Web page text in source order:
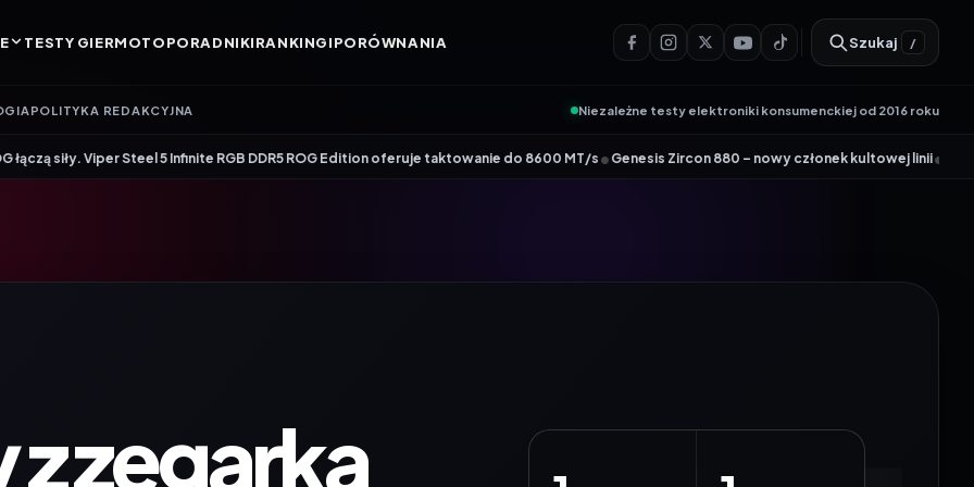
TESTY GIERMOTOPORADNIKIRANKINGIPORÓWNANIA Szukaj /
POLITYKA REDAKCYJNA Niezależne testy elektroniki konsumenckiej od 2016 roku
Steel 5 Infinite RGB DDR5 ROG Edition oferuje taktowanie do 8600 MT/s• Genesis Zircon 880 – nowy członek kultowej linii•Wydajny router Wi-
zegarka